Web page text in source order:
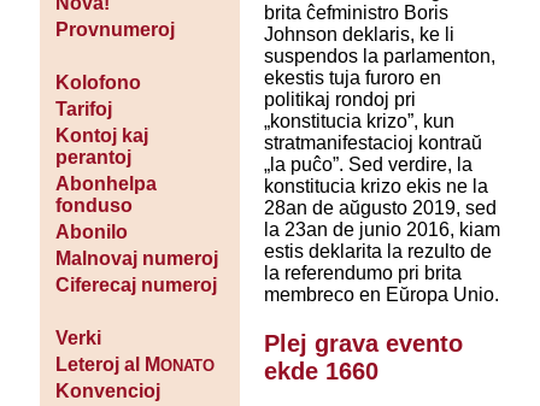
Provnumeroj
Kolofono
Tarifoj
Kontoj kaj
perantoj
Abonhelpa
fonduso
Abonilo
Malnovaj numeroj
Ciferecaj numeroj
Verki
Leteroj al MONATO
Konvencioj
brita ĉefministro Boris
Johnson deklaris, ke li
suspendos la parlamenton,
ekestis tuja furoro en
politikaj rondoj pri
„konstitucia krizo”, kun
stratmanifestacioj kontraŭ
„la puĉo”. Sed verdire, la
konstitucia krizo ekis ne la
28an de aŭgusto 2019, sed
la 23an de junio 2016, kiam
estis deklarita la rezulto de
la referendumo pri brita
membreco en Eŭropa Unio.
Plej grava evento
ekde 1660